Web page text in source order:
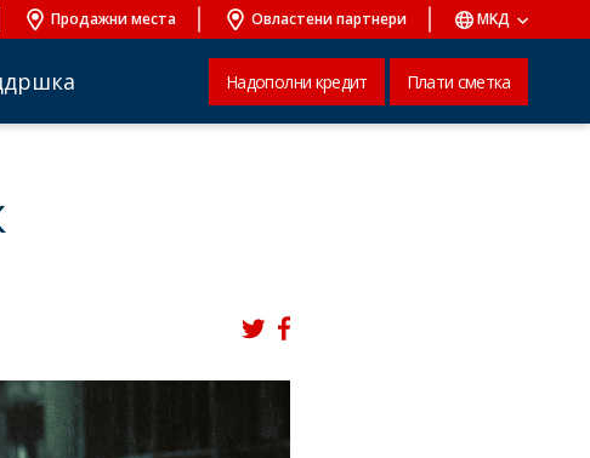
Продажни места Овластени партнери MKД
Надополни кредит Плати сметка